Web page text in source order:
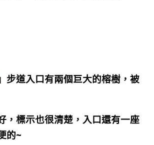
」步道入口有兩個巨大的榕樹，被
，標示也很清楚，入口還有一座
的~